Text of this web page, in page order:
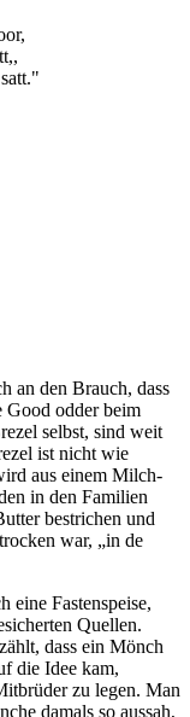
an den Brauch, dass
Good odder beim
selbst, sind weit
ist nicht wie
aus einem Milch-
in den Familien
bestrichen und
war, „in de
eine Fastenspeise,
Quellen.
dass ein Mönch
die Idee kam,
zu legen. Man
damals so aussah,